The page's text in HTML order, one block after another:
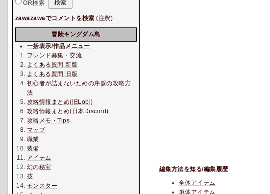
編集方法を知る/編集履歴
全体アイテム
単体アイテム
OR検索
zawazawaでコメントを検索 (注釈)
冒険キングダム島
一括表示/作品メニュー
フレンド募集・交流
よくある質問 新版
よくある質問 旧版
初心者が詰まないための序盤の攻略方
法
攻略情報まとめ(旧Lobi)
攻略情報まとめ(日本Discord)
攻略メモ・Tips
マップ
職業
装備
アイテム
幻の秘宝
技
モンスター